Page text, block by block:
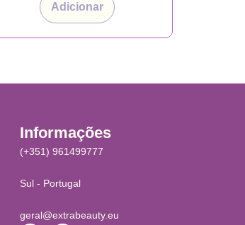
Adicionar
Informações
(+351) 961499777
Sul - Portugal
geral@extrabeauty.eu